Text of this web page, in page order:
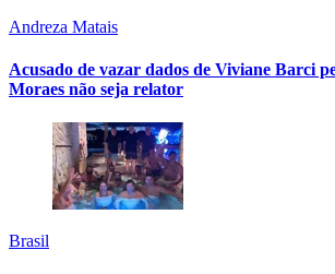
Andreza Matais
Acusado de vazar dados de Viviane Barci
Moraes não seja relator
Brasil